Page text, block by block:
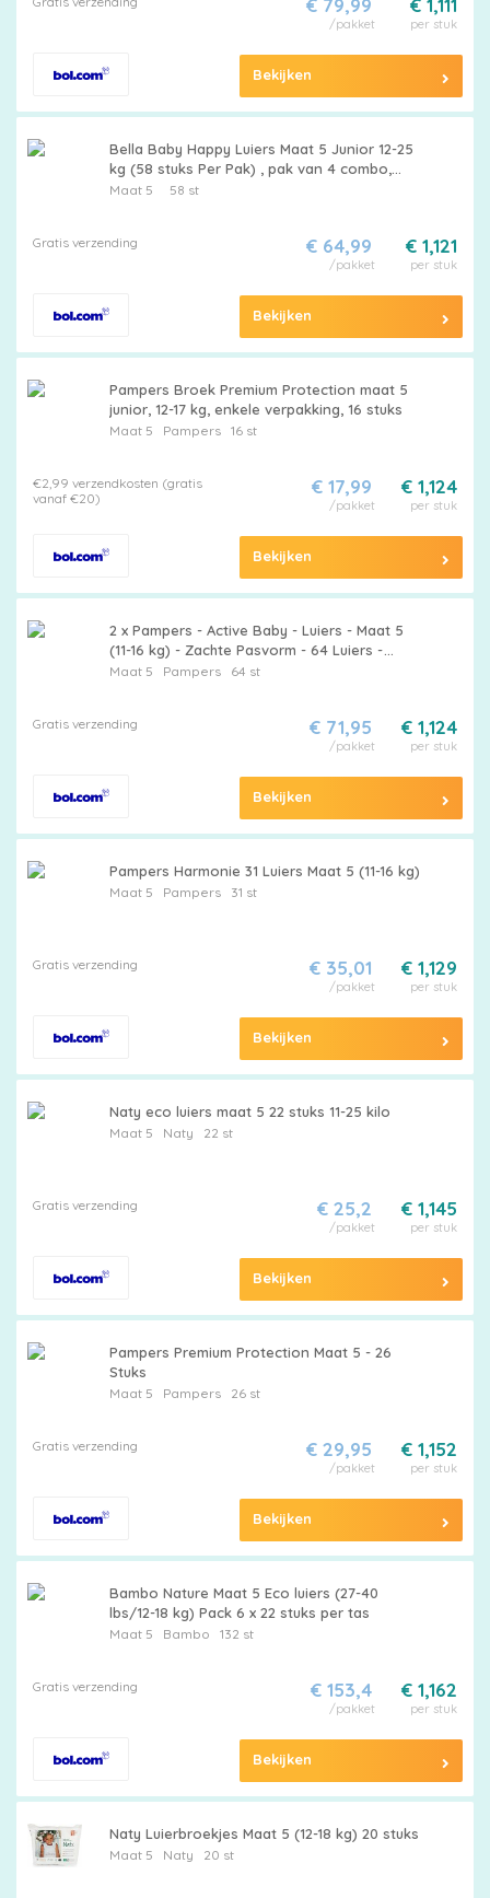
€ 1,111
per stuk
€ 79,99
/pakket
Bekijken
Bella Baby Happy Luiers Maat 5 Junior 12-25
kg (58 stuks Per Pak) , pak van 4 combo,
Flexi Fit, premium kwaliteit luiers - 232 Stucks
Maat 5 58 st
Gratis verzending € 1,121
per stuk
€ 64,99
/pakket
Bekijken
Pampers Broek Premium Protection maat 5
junior, 12-17 kg, enkele verpakking, 16 stuks
Maat 5 Pampers16 st
€2,99 verzendkosten (gratis
vanaf €20)
€ 1,124
per stuk
€ 17,99
/pakket
Bekijken
2 x Pampers - Active Baby - Luiers - Maat 5
(11-16 kg) - Zachte Pasvorm - 64 Luiers -
Pampers Active Baby - Luiers Maat 5 -
Maat 5 Pampers64 st
Gratis verzending € 1,124
per stuk
€ 71,95
/pakket
Bekijken
Pampers Harmonie 31 Luiers Maat 5 (11-16 kg)
Maat 5 Pampers31 st
Gratis verzending € 1,129
per stuk
€ 35,01
/pakket
Bekijken
Naty eco luiers maat 5 22 stuks 11-25 kilo
Maat 5 Naty 22 st
Gratis verzending € 1,145
per stuk
€ 25,2
/pakket
Bekijken
Pampers Premium Protection Maat 5 - 26
Stuks
Maat 5 Pampers26 st
Gratis verzending € 1,152
per stuk
€ 29,95
/pakket
Bekijken
Bambo Nature Maat 5 Eco luiers (27-40
lbs/12-18 kg) Pack 6 x 22 stuks per tas
Maat 5 Bambo 132 st
Gratis verzending € 1,162
per stuk
€ 153,4
/pakket
Bekijken
Naty Luierbroekjes Maat 5 (12-18 kg) 20 stuks
Maat 5 Naty 20 st